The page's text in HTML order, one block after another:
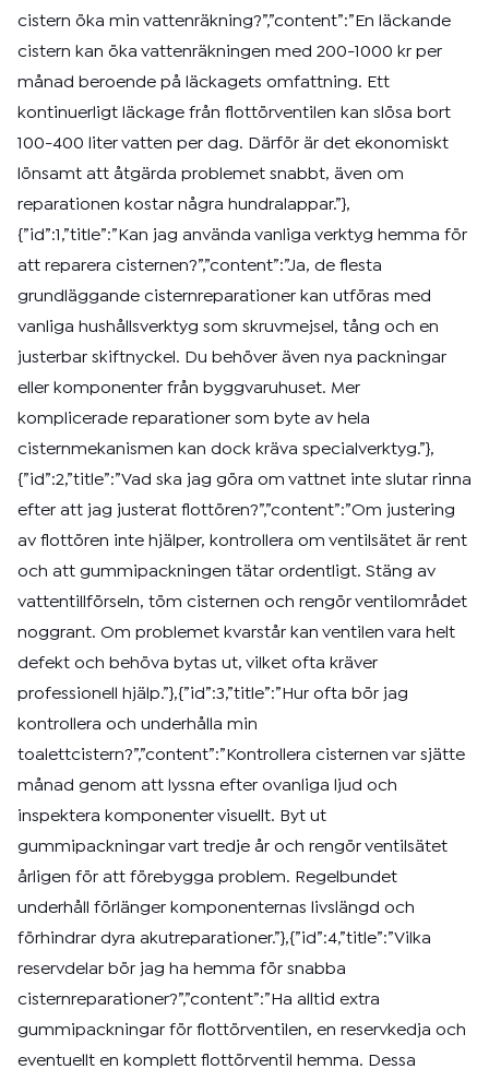
cistern öka min vattenräkning?”,”content”:”En läckande
cistern kan öka vattenräkningen med 200-1000 kr per
månad beroende på läckagets omfattning. Ett
kontinuerligt läckage från flottörventilen kan slösa bort
100-400 liter vatten per dag. Därför är det ekonomiskt
lönsamt att åtgärda problemet snabbt, även om
reparationen kostar några hundralappar.”},
{”id”:1,”title”:”Kan jag använda vanliga verktyg hemma för
att reparera cisternen?”,”content”:”Ja, de flesta
grundläggande cisternreparationer kan utföras med
vanliga hushållsverktyg som skruvmejsel, tång och en
justerbar skiftnyckel. Du behöver även nya packningar
eller komponenter från byggvaruhuset. Mer
komplicerade reparationer som byte av hela
cisternmekanismen kan dock kräva specialverktyg.”},
{”id”:2,”title”:”Vad ska jag göra om vattnet inte slutar rinna
efter att jag justerat flottören?”,”content”:”Om justering
av flottören inte hjälper, kontrollera om ventilsätet är rent
och att gummipackningen tätar ordentligt. Stäng av
vattentillförseln, töm cisternen och rengör ventilområdet
noggrant. Om problemet kvarstår kan ventilen vara helt
defekt och behöva bytas ut, vilket ofta kräver
professionell hjälp.”},{”id”:3,”title”:”Hur ofta bör jag
kontrollera och underhålla min
toalettcistern?”,”content”:”Kontrollera cisternen var sjätte
månad genom att lyssna efter ovanliga ljud och
inspektera komponenter visuellt. Byt ut
gummipackningar vart tredje år och rengör ventilsätet
årligen för att förebygga problem. Regelbundet
underhåll förlänger komponenternas livslängd och
förhindrar dyra akutreparationer.”},{”id”:4,”title”:”Vilka
reservdelar bör jag ha hemma för snabba
cisternreparationer?”,”content”:”Ha alltid extra
gummipackningar för flottörventilen, en reservkedja och
eventuellt en komplett flottörventil hemma. Dessa